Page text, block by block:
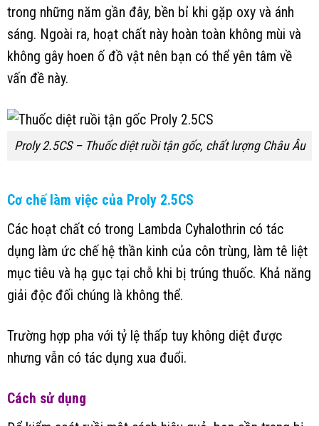
trong những năm gần đây, bền bỉ khi gặp oxy và ánh
sáng. Ngoài ra, hoạt chất này hoàn toàn không mùi và
không gây hoen ố đồ vật nên bạn có thể yên tâm về
vấn đề này.
Proly 2.5CS – Thuốc diệt ruồi tận gốc, chất lượng Châu Âu
Cơ chế làm việc của Proly 2.5CS
Các hoạt chất có trong Lambda Cyhalothrin có tác
dụng làm ức chế hệ thần kinh của côn trùng, làm tê liệt
mục tiêu và hạ gục tại chỗ khi bị trúng thuốc. Khả năng
giải độc đối chúng là không thể.
Trường hợp pha với tỷ lệ thấp tuy không diệt được
nhưng vẫn có tác dụng xua đuổi.
Cách sử dụng